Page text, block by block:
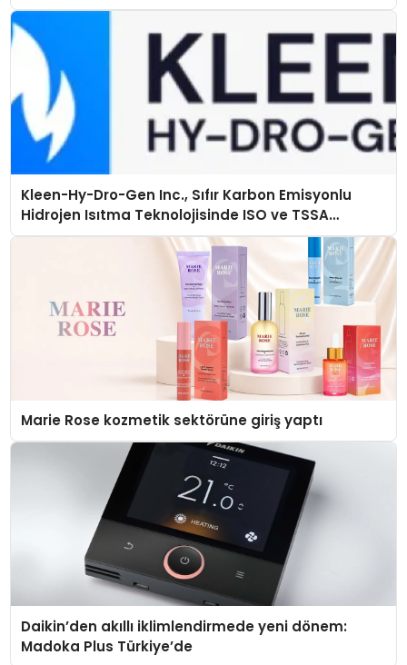
Kleen-Hy-Dro-Gen Inc., Sıfır Karbon Emisyonlu
Hidrojen Isıtma Teknolojisinde ISO ve TSSA
Düzenleyici Onaylarını Aldı
Marie Rose kozmetik sektörüne giriş yaptı
Daikin’den akıllı iklimlendirmede yeni dönem:
Madoka Plus Türkiye’de